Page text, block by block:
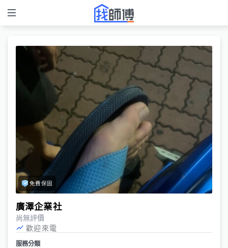
免費保固
廣澤企業社
尚無評價
歡迎來電
服務分類